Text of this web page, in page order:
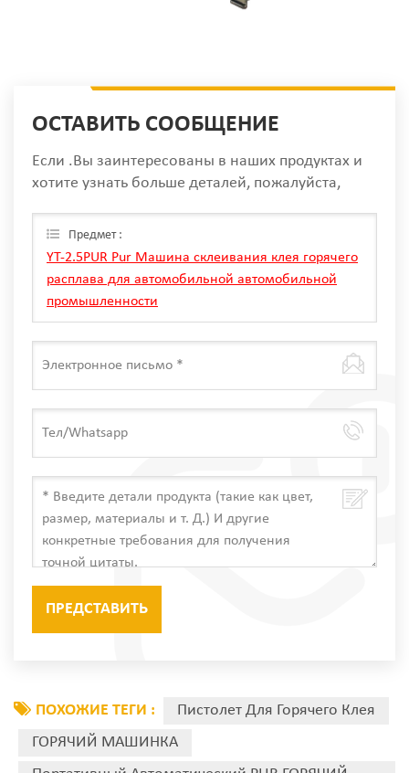
ОСТАВИТЬ СООБЩЕНИЕ
Если .Вы заинтересованы в наших продуктах и
хотите узнать больше деталей, пожалуйста,
только мы Can.
Предмет :
YT-2.5PUR Pur Машина склеивания клея горячего
расплава для автомобильной автомобильной
промышленности
ПОХОЖИЕ ТЕГИ :
Пистолет Для Горячего Клея
ГОРЯЧИЙ МАШИНКА